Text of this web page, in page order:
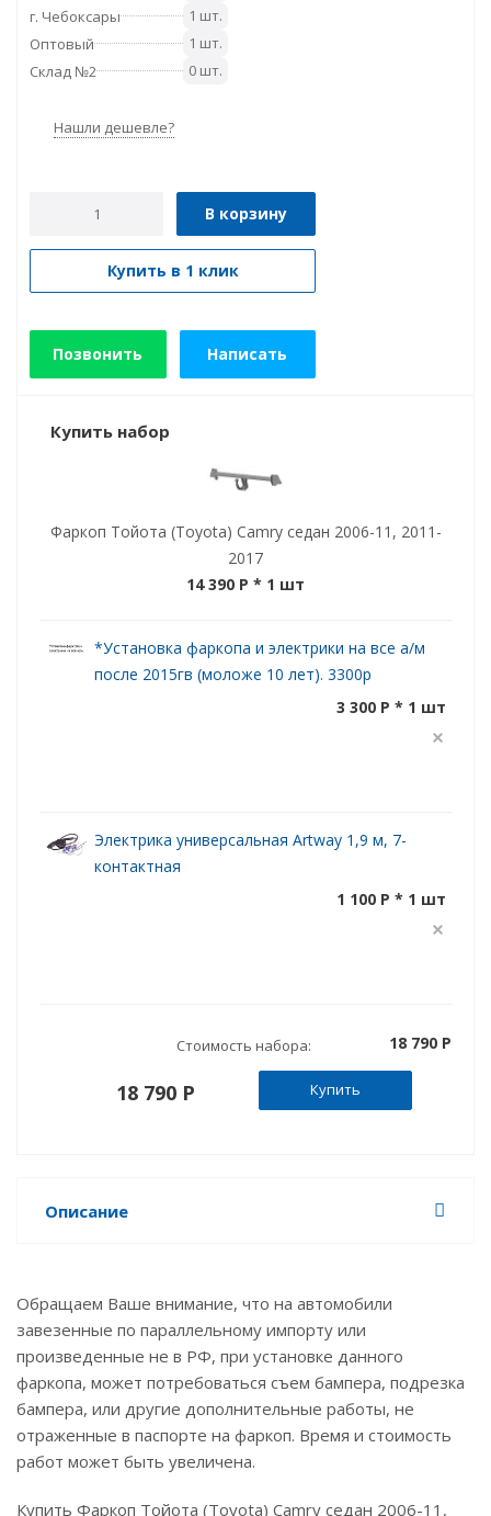
г. Чебоксары
1 шт.
Оптовый
1 шт.
Склад №2
0 шт.
Нашли дешевле?
В корзину
Купить в 1 клик
Позвонить Написать
Купить набор
Фаркоп Тойота (Toyota) Camry седан 2006-11, 2011-
2017
14 390 P * 1 шт
*Установка фаркопа и электрики на все а/м
после 2015гв (моложе 10 лет). 3300р
3 300 P * 1 шт
Электрика универсальная Artway 1,9 м, 7-
контактная
1 100 P * 1 шт
Стоимость набора: 18 790 P
18 790 P Купить
Описание
Обращаем Ваше внимание, что на автомобили
завезенные по параллельному импорту или
произведенные не в РФ, при установке данного
фаркопа, может потребоваться съем бампера, подрезка
бампера, или другие дополнительные работы, не
отраженные в паспорте на фаркоп. Время и стоимость
работ может быть увеличена.
Купить Фаркоп Тойота (Toyota) Camry седан 2006-11,